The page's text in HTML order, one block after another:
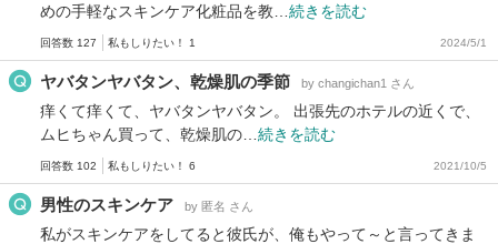
めの手軽なスキンケア化粧品を教… 続きを読む
回答数 127 私もしりたい！ 1 2024/5/1
ヤバタンヤバタン、乾燥肌の季節 by changichan1 さん
痒くて痒くて、ヤバタンヤバタン。 出張先のホテルの近くで、
ムヒちゃん買って、乾燥肌の… 続きを読む
回答数 102 私もしりたい！ 6 2021/10/5
男性のスキンケア by 匿名 さん
私がスキンケアをしてると彼氏が、俺もやって～と言ってきま